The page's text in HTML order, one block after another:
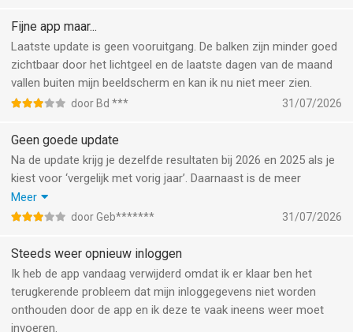
Fijne app maar...
Laatste update is geen vooruitgang. De balken zijn minder goed
zichtbaar door het lichtgeel en de laatste dagen van de maand
vallen buiten mijn beeldscherm en kan ik nu niet meer zien.
door Bd *** 31/07/2026
Geen goede update
Na de update krijg je dezelfde resultaten bij 2026 en 2025 als je
kiest voor ‘vergelijk met vorig jaar’. Daarnaast is de meer
vloeiende lijn niet prettig om te zien. Dat er een uitsplitsing
zichtbaar is van verbruik bij normaal en daltarief is fijn, maar bij
Meer
door Geb******* 31/07/2026
Steeds weer opnieuw inloggen
Ik heb de app vandaag verwijderd omdat ik er klaar ben het
terugkerende probleem dat mijn inloggegevens niet worden
onthouden door de app en ik deze te vaak ineens weer moet
invoeren.